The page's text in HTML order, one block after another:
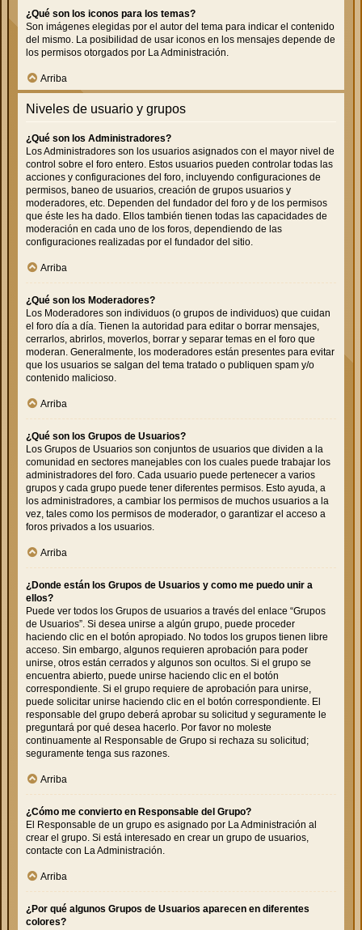
¿Qué son los iconos para los temas?
Son imágenes elegidas por el autor del tema para indicar el contenido
del mismo. La posibilidad de usar iconos en los mensajes depende de
los permisos otorgados por La Administración.
Arriba
Niveles de usuario y grupos
¿Qué son los Administradores?
Los Administradores son los usuarios asignados con el mayor nivel de
control sobre el foro entero. Estos usuarios pueden controlar todas las
acciones y configuraciones del foro, incluyendo configuraciones de
permisos, baneo de usuarios, creación de grupos usuarios y
moderadores, etc. Dependen del fundador del foro y de los permisos
que éste les ha dado. Ellos también tienen todas las capacidades de
moderación en cada uno de los foros, dependiendo de las
configuraciones realizadas por el fundador del sitio.
Arriba
¿Qué son los Moderadores?
Los Moderadores son individuos (o grupos de individuos) que cuidan
el foro día a día. Tienen la autoridad para editar o borrar mensajes,
cerrarlos, abrirlos, moverlos, borrar y separar temas en el foro que
moderan. Generalmente, los moderadores están presentes para evitar
que los usuarios se salgan del tema tratado o publiquen spam y/o
contenido malicioso.
Arriba
¿Qué son los Grupos de Usuarios?
Los Grupos de Usuarios son conjuntos de usuarios que dividen a la
comunidad en sectores manejables con los cuales puede trabajar los
administradores del foro. Cada usuario puede pertenecer a varios
grupos y cada grupo puede tener diferentes permisos. Esto ayuda, a
los administradores, a cambiar los permisos de muchos usuarios a la
vez, tales como los permisos de moderador, o garantizar el acceso a
foros privados a los usuarios.
Arriba
¿Donde están los Grupos de Usuarios y como me puedo unir a
ellos?
Puede ver todos los Grupos de usuarios a través del enlace “Grupos
de Usuarios”. Si desea unirse a algún grupo, puede proceder
haciendo clic en el botón apropiado. No todos los grupos tienen libre
acceso. Sin embargo, algunos requieren aprobación para poder
unirse, otros están cerrados y algunos son ocultos. Si el grupo se
encuentra abierto, puede unirse haciendo clic en el botón
correspondiente. Si el grupo requiere de aprobación para unirse,
puede solicitar unirse haciendo clic en el botón correspondiente. El
responsable del grupo deberá aprobar su solicitud y seguramente le
preguntará por qué desea hacerlo. Por favor no moleste
continuamente al Responsable de Grupo si rechaza su solicitud;
seguramente tenga sus razones.
Arriba
¿Cómo me convierto en Responsable del Grupo?
El Responsable de un grupo es asignado por La Administración al
crear el grupo. Si está interesado en crear un grupo de usuarios,
contacte con La Administración.
Arriba
¿Por qué algunos Grupos de Usuarios aparecen en diferentes
colores?